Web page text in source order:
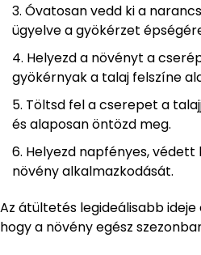
Óvatosan vedd ki a
ügyelve a gyökérzet
Helyezd a növényt a
gyökérnyak a talaj felszíne
Töltsd fel a cserepet a
és alaposan öntözd meg.
Helyezd napfényes, védett
növény alkalmazkodását.
Az átültetés legideálisabb
hogy a növény egész